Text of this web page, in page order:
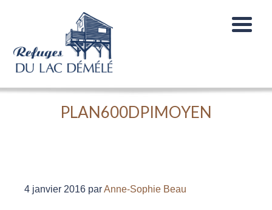
PLAN600DPIMOYEN
4 janvier 2016 parAnne-Sophie Beau